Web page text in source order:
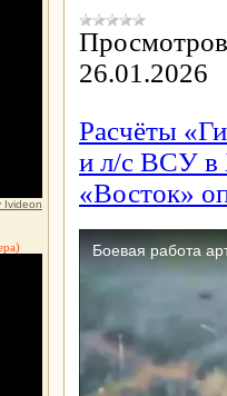
Ivideon
26.01.2026
Расчёты
и л/с ВСУ в
«Восток»